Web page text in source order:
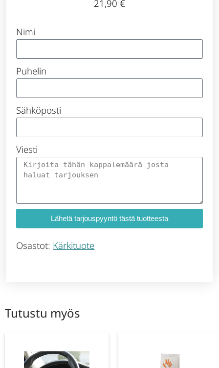
21,90 €
Nimi
Puhelin
Sähköposti
Viesti
Lähetä tarjouspyyntö tästä tuotteesta
Osastot: Kärkituote
Tutustu myös